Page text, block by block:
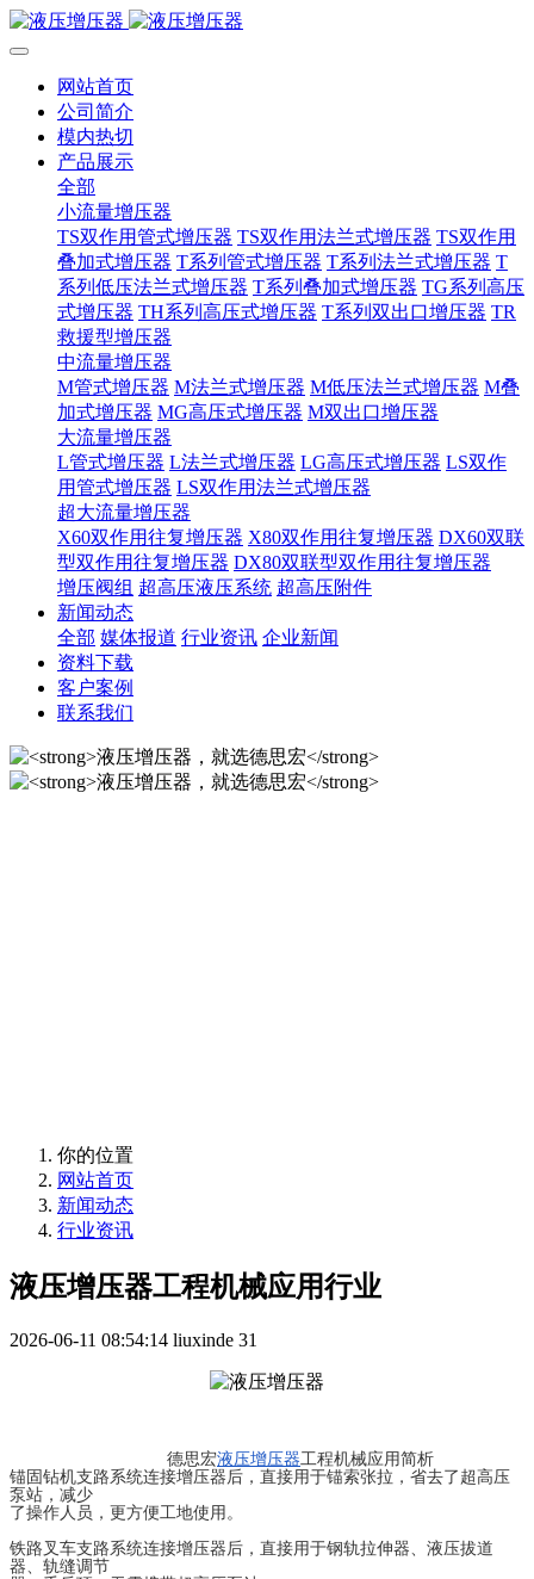
网站首页
公司简介
模内热切
产品展示
全部
小流量增压器
TS双作用管式增压器 TS双作用法兰式增压器 TS双作用
叠加式增压器 T系列管式增压器 T系列法兰式增压器 T
系列低压法兰式增压器 T系列叠加式增压器 TG系列高压
式增压器 TH系列高压式增压器 T系列双出口增压器 TR
救援型增压器
中流量增压器
M管式增压器 M法兰式增压器 M低压法兰式增压器 M叠
加式增压器 MG高压式增压器 M双出口增压器
大流量增压器
L管式增压器 L法兰式增压器 LG高压式增压器 LS双作
用管式增压器 LS双作用法兰式增压器
超大流量增压器
X60双作用往复增压器 X80双作用往复增压器 DX60双联
型双作用往复增压器 DX80双联型双作用往复增压器
增压阀组 超高压液压系统 超高压附件
新闻动态
全部 媒体报道 行业资讯 企业新闻
资料下载
客户案例
联系我们
你的位置
网站首页
新闻动态
行业资讯
液压增压器工程机械应用行业
2026-06-11 08:54:14 liuxinde 31
德思宏液压增压器工程机械应用简析
锚固钻机支路系统连接增压器后，直接用于锚索张拉，省去了超高压
泵站，减少
了操作人员，更方便工地使用。
铁路叉车支路系统连接增压器后，直接用于钢轨拉伸器、液压拔道
器、轨缝调节